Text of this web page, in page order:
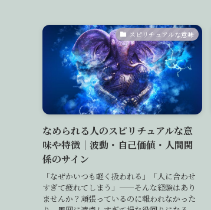
スピリチュアルな意味
なめられる人のスピリチュアルな意
味や特徴｜波動・自己価値・人間関
係のサイン
「なぜかいつも軽く扱われる」「人に合わせ
すぎて疲れてしまう」——そんな経験はあり
ませんか？頑張っているのに報われなかった